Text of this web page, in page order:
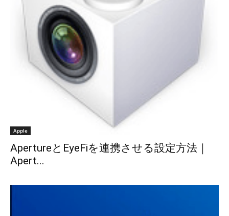
Apple
ApertureとEyeFiを連携させる設定方法｜
Apert...